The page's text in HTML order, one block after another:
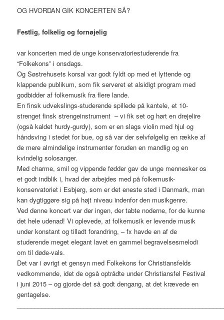
OG HVORDAN GIK KONCERTEN SÅ?
Festlig, folkelig og fornøjelig
var koncerten med de unge konservatoriestuderende fra
“Folkekons” i onsdags.
Og Søstrehusets korsal var godt fyldt op med et lyttende og
klappende publikum, som fik serveret et alsidigt program med
godbidder af folkemusik fra flere lande.
En finsk udvekslings-studerende spillede på kantele, et 10-
strenget finsk strengeinstrument – vi fik set og hørt en drejelire
(også kaldet hurdy-gurdy), som er en slags violin med hjul og
håndsving i stedet for bue, og så var der selvfølgelig en række af
de mere almindelige instrumenter foruden en mandlig og en
kvindelig solosanger.
Med charme, smil og vippende fødder gav de unge mennesker os
et godt indblik i, hvad der arbejdes med på folkemusik-
konservatoriet i Esbjerg, som er det eneste sted i Danmark, man
kan dygtiggøre sig på højt niveau indenfor den musikgenre.
Ved denne koncert var der ingen, der tabte noderne, for de kunne
det hele udenad! Vi oplevede, at folkemusik er levende musik
under konstant og tilladt forandring, – fx havde en af de
studerende meget elegant lavet en gammel begravelsesmelodi
om til døde-vals.
Det var i øvrigt et gensyn med Folkekons for Christiansfelds
vedkommende, idet de også optrådte under Christiansfel Festival
i juni 2015 – og gjorde det så godt dengang, at det krævede en
gentagelse.